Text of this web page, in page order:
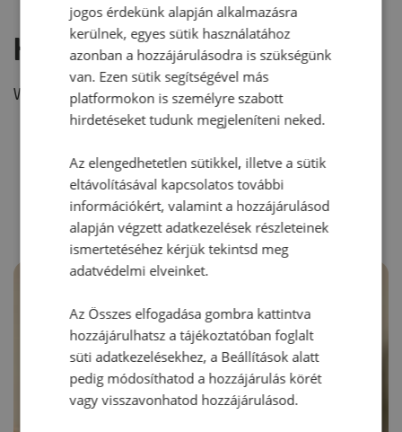
Hozzászólás írása
Vélemény írásához, kérjük, jelentkezz be!
RECEPTAJÁNLÓ
jogos érdekünk alapján alkalmazásra
kerülnek, egyes sütik használatához
azonban a hozzájárulásodra is szükségünk
van. Ezen sütik segítségével más
platformokon is személyre szabott
hirdetéseket tudunk megjeleníteni neked.
Az elengedhetetlen sütikkel, illetve a sütik
eltávolításával kapcsolatos további
információkért, valamint a hozzájárulásod
alapján végzett adatkezelések részleteinek
ismertetéséhez kérjük tekintsd meg
adatvédelmi elveinket.
Az Összes elfogadása gombra kattintva
hozzájárulhatsz a tájékoztatóban foglalt
süti adatkezelésekhez, a Beállítások alatt
pedig módosíthatod a hozzájárulás körét
vagy visszavonhatod hozzájárulásod.